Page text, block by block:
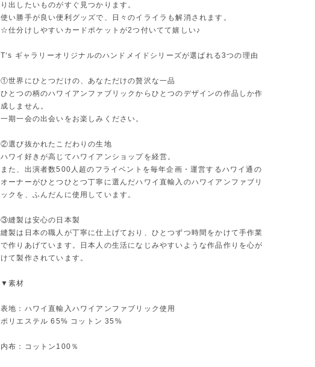
り出したいものがすぐ見つかります。
使い勝手が良い便利グッズで、日々のイライラも解消されます。
☆仕分けしやすいカードポケットが2つ付いてて嬉しい♪
T‘s ギャラリーオリジナルのハンドメイドシリーズが選ばれる3つの理由
①世界にひとつだけの、あなただけの贅沢な一品
ひとつの柄のハワイアンファブリックからひとつのデザインの作品しか作
成しません。
一期一会の出会いをお楽しみください。
②選び抜かれたこだわりの生地
ハワイ好きが高じてハワイアンショップを経営。
また、出演者数500人超のフライベントを毎年企画・運営するハワイ通の
オーナーがひとつひとつ丁寧に選んだハワイ直輸入のハワイアンファブリ
ックを、ふんだんに使用しています。
③縫製は安心の日本製
縫製は日本の職人が丁寧に仕上げており、ひとつずつ時間をかけて手作業
で作りあげています。日本人の生活になじみやすいような作品作りを心が
けて製作されています。
▼素材
表地：ハワイ直輸入ハワイアンファブリック使用
ポリエステル 65% コットン 35%
内布：コットン100％